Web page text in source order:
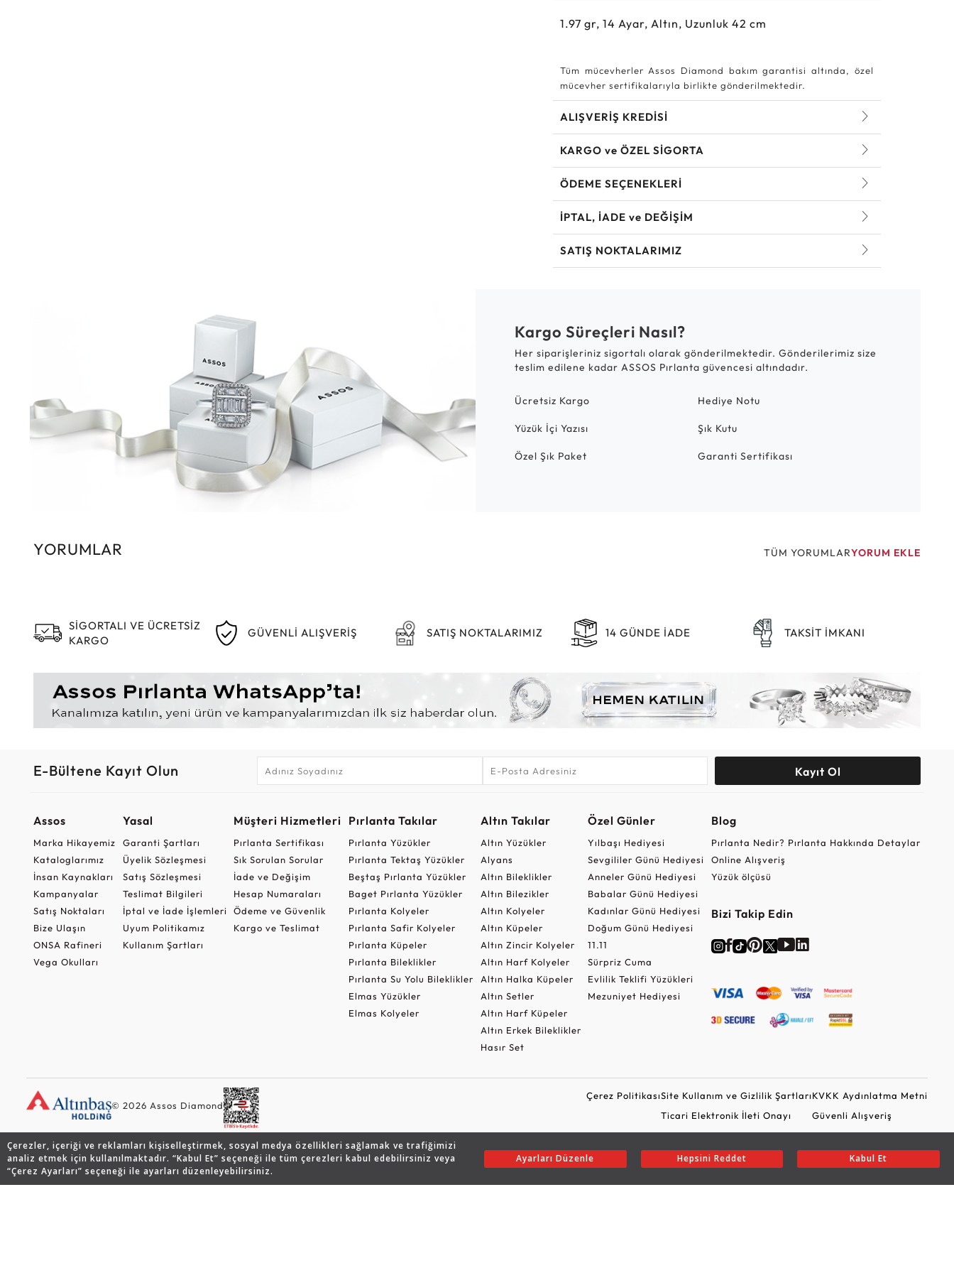
Çerezler, içeriği ve reklamları kişiselleştirmek, sosyal medya özellikleri sağlamak ve trafiğimizi
analiz etmek için kullanılmaktadır. “Kabul Et” seçeneği ile tüm çerezleri kabul edebilirsiniz veya
“Çerez Ayarları” seçeneği ile ayarları düzenleyebilirsiniz.
Ayarları Düzenle Hepsini Reddet Kabul Et
1.97gr,14Ayar, Altın, Uzunluk 42 cm
Tüm mücevherler Assos Diamond bakım garantisi altında, özel
mücevher sertifikalarıyla birlikte gönderilmektedir.
ALIŞVERİŞ KREDİSİ
KARGO ve ÖZEL SİGORTA
ÖDEME SEÇENEKLERİ
İPTAL, İADE ve DEĞİŞİM
SATIŞ NOKTALARIMIZ
Kargo Süreçleri Nasıl?
Her siparişleriniz sigortalı olarak gönderilmektedir. Gönderilerimiz size
teslim edilene kadar ASSOS Pırlanta güvencesi altındadır.
Ücretsiz Kargo Hediye Notu
Yüzük İçi Yazısı Şık Kutu
Özel Şık Paket Garanti Sertifikası
YORUMLAR TÜM YORUMLARYORUM EKLE
SİGORTALI VE ÜCRETSİZ
KARGO
GÜVENLİ ALIŞVERİŞ SATIŞ NOKTALARIMIZ 14 GÜNDE İADE TAKSİT İMKANI
E-Bültene Kayıt Olun Kayıt Ol
Assos
Marka Hikayemiz
Kataloglarımız
İnsan Kaynakları
Kampanyalar
Satış Noktaları
Bize Ulaşın
ONSA Rafineri
Vega Okulları
Yasal
Garanti Şartları
Üyelik Sözleşmesi
Satış Sözleşmesi
Teslimat Bilgileri
İptal ve İade İşlemleri
Uyum Politikamız
Kullanım Şartları
Müşteri Hizmetleri
Pırlanta Sertifikası
Sık Sorulan Sorular
İade ve Değişim
Hesap Numaraları
Ödeme ve Güvenlik
Kargo ve Teslimat
Pırlanta Takılar
Pırlanta Yüzükler
Pırlanta Tektaş Yüzükler
Beştaş Pırlanta Yüzükler
Baget Pırlanta Yüzükler
Pırlanta Kolyeler
Pırlanta Safir Kolyeler
Pırlanta Küpeler
Pırlanta Bileklikler
Pırlanta Su Yolu Bileklikler
Elmas Yüzükler
Elmas Kolyeler
Altın Takılar
Altın Yüzükler
Alyans
Altın Bileklikler
Altın Bilezikler
Altın Kolyeler
Altın Küpeler
Altın Zincir Kolyeler
Altın Harf Kolyeler
Altın Halka Küpeler
Altın Setler
Altın Harf Küpeler
Altın Erkek Bileklikler
Hasır Set
Özel Günler
Yılbaşı Hediyesi
Sevgililer Günü Hediyesi
Anneler Günü Hediyesi
Babalar Günü Hediyesi
Kadınlar Günü Hediyesi
Doğum Günü Hediyesi
11.11
Sürpriz Cuma
Evlilik Teklifi Yüzükleri
Mezuniyet Hediyesi
Blog
Pırlanta Nedir? Pırlanta Hakkında Detaylar
Online Alışveriş
Yüzük ölçüsü
Bizi Takip Edin
© 2026 Assos Diamond
Çerez PolitikasıSite Kullanım ve Gizlilik Şartları
Ticari Elektronik İleti Onayı
KVKK Aydınlatma Metni
Güvenli Alışveriş
Copyright © 2026 Assos Pırlanta - Bu sitenin tüm hakları saklıdır.